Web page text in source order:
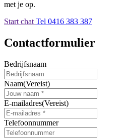
met je op.
Start chat Tel 0416 383 387
Contactformulier
Bedrijfsnaam
Naam(Vereist)
E-mailadres(Vereist)
Telefoonnummer